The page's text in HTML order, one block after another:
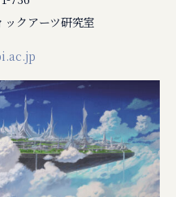
クアーツ研究室